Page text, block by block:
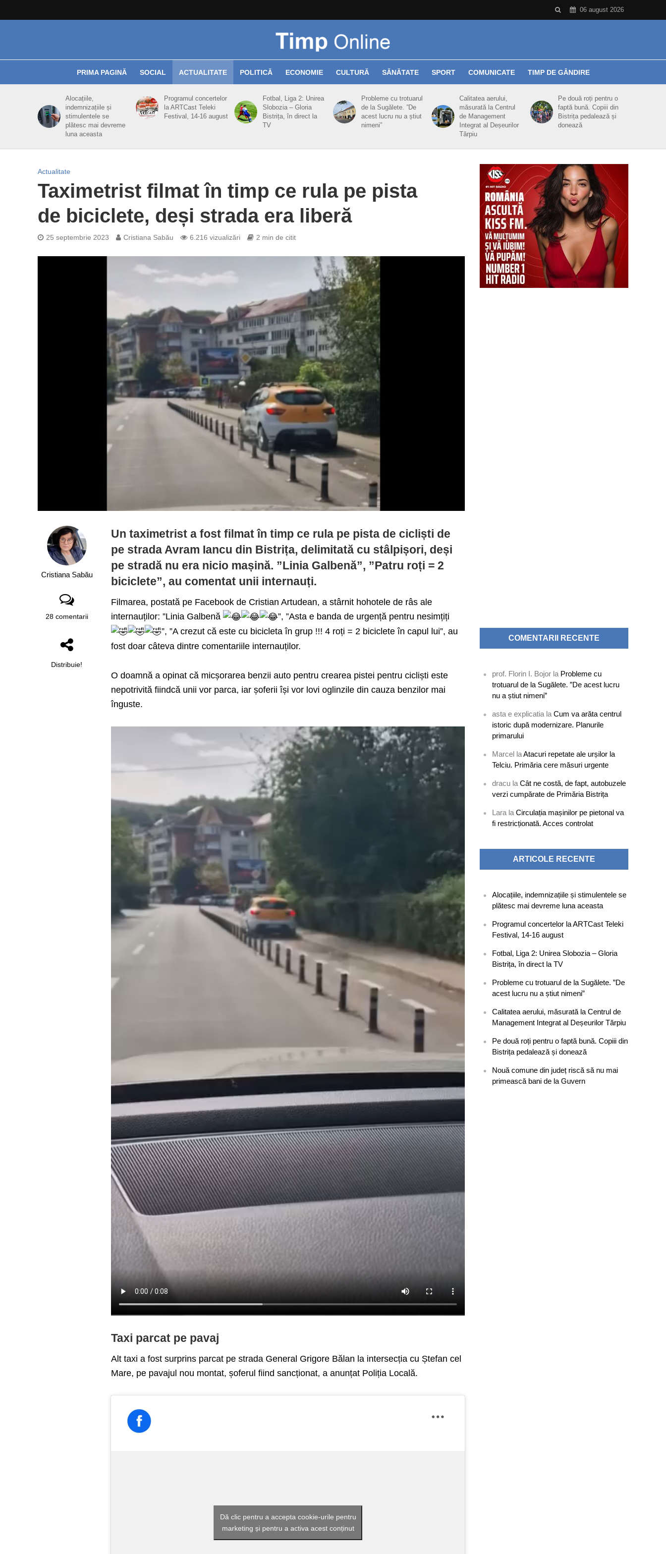
06 august 2026
PRIMA PAGINĂ SOCIAL ACTUALITATE POLITICĂ ECONOMIE CULTURĂ SĂNĂTATE SPORT COMUNICATE TIMP DE GÂNDIRE
Alocațiile,
indemnizațiile și
stimulentele se
plătesc mai devreme
luna aceasta
Programul concertelor
la ARTCast Teleki
Festival, 14-16 august
Fotbal, Liga 2: Unirea
Slobozia – Gloria
Bistrița, în direct la
TV
Probleme cu trotuarul
de la Sugălete. ”De
acest lucru nu a știut
nimeni”
Calitatea aerului,
măsurată la Centrul
de Management
Integrat al Deșeurilor
Tărpiu
Pe două roți pentru o
faptă bună. Copiii din
Bistrița pedalează și
donează
Actualitate
Taximetrist filmat în timp ce rula pe pista
de biciclete, deși strada era liberă
25 septembrie 2023 Cristiana Sabău 6.216 vizualizări 2 min de citit
Cristiana Sabău
28 comentarii
Distribuie!
Un taximetrist a fost filmat în timp ce rula pe pista de cicliști de
pe strada Avram Iancu din Bistrița, delimitată cu stâlpișori, deși
pe stradă nu era nicio mașină. ”Linia Galbenă”, ”Patru roți = 2
biciclete”, au comentat unii internauți.
Filmarea, postată pe Facebook de Cristian Artudean, a stârnit hohotele de râs ale
internauților: ”Linia Galbenă
”, ”Asta e banda de urgență pentru nesimțiți
”, ”A crezut că este cu bicicleta în grup !!! 4 roți = 2 biciclete în capul lui”, au
fost doar câteva dintre comentariile internauților.
O doamnă a opinat că micșorarea benzii auto pentru crearea pistei pentru cicliști este
nepotrivită fiindcă unii vor parca, iar șoferii își vor lovi oglinzile din cauza benzilor mai
înguste.
Taxi parcat pe pavaj
Alt taxi a fost surprins parcat pe strada General Grigore Bălan la intersecția cu Ștefan cel
Mare, pe pavajul nou montat, șoferul fiind sancționat, a anunțat Poliția Locală.
Dă clic pentru a accepta cookie-urile pentru
marketing și pentru a activa acest conținut
COMENTARII RECENTE
prof. Florin I. Bojor la Probleme cu
trotuarul de la Sugălete. ”De acest lucru
nu a știut nimeni”
asta e explicatia laCum va arăta centrul
istoric după modernizare. Planurile
primarului
Marcel laAtacuri repetate ale urșilor la
Telciu. Primăria cere măsuri urgente
dracu laCât ne costă, de fapt, autobuzele
verzi cumpărate de Primăria Bistrița
Lara laCirculația mașinilor pe pietonal va
fi restricționată. Acces controlat
ARTICOLE RECENTE
Alocațiile, indemnizațiile și stimulentele se
plătesc mai devreme luna aceasta
Programul concertelor la ARTCast Teleki
Festival, 14-16 august
Fotbal, Liga 2: Unirea Slobozia – Gloria
Bistrița, în direct la TV
Probleme cu trotuarul de la Sugălete. ”De
acest lucru nu a știut nimeni”
Calitatea aerului, măsurată la Centrul de
Management Integrat al Deșeurilor Tărpiu
Pe două roți pentru o faptă bună. Copiii din
Bistrița pedalează și donează
Nouă comune din județ riscă să nu mai
primească bani de la Guvern